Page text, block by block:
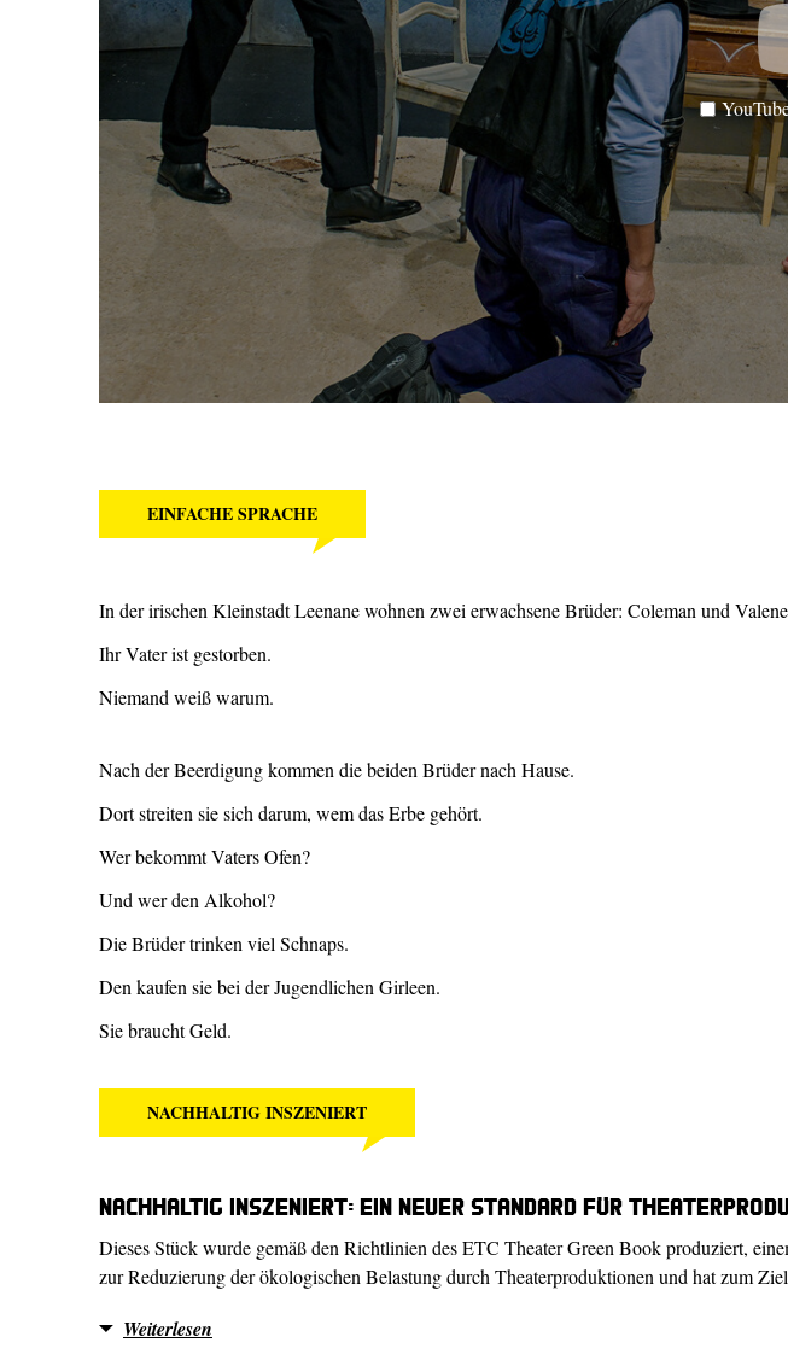
EINFACHE SPRACHE
In der irischen Kleinstadt Leenane wohnen zwei erwachsene Brüder: Coleman und
Ihr Vater ist gestorben.
Niemand weiß warum.
Nach der Beerdigung kommen die beiden Brüder nach Hause.
Dort streiten sie sich darum, wem das Erbe gehört.
Wer bekommt Vaters Ofen?
Und wer den Alkohol?
Die Brüder trinken viel Schnaps.
Den kaufen sie bei der Jugendlichen Girleen.
Sie braucht Geld.
NACHHALTIG INSZENIERT
Nachhaltig inszeniert: Ein neuer Standard für
Dieses Stück wurde gemäß den Richtlinien des ETC Theater Green Book produziert,
zur Reduzierung der ökologischen Belastung durch Theaterproduktionen und hat zum
Weiterlesen